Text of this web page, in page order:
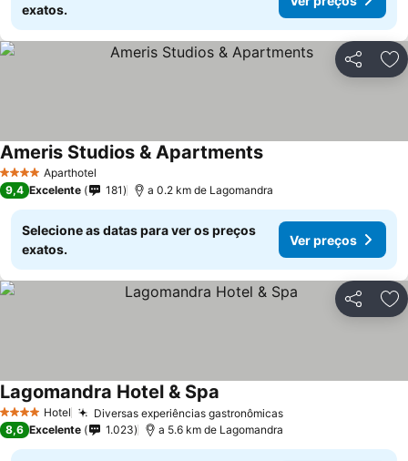
exatos.
Partilhar
4 EstrelasAparthotel
Ameris Studios & Apartments
9,4 Excelente 181 a 0.2 km de Lagomandra
Selecione as datas para ver os preços
exatos.
Ver preços
Partilhar
4 EstrelasHotel Diversas experiências gastronômicas
Lagomandra Hotel & Spa
8,6 Excelente 1.023 a 5.6 km de Lagomandra